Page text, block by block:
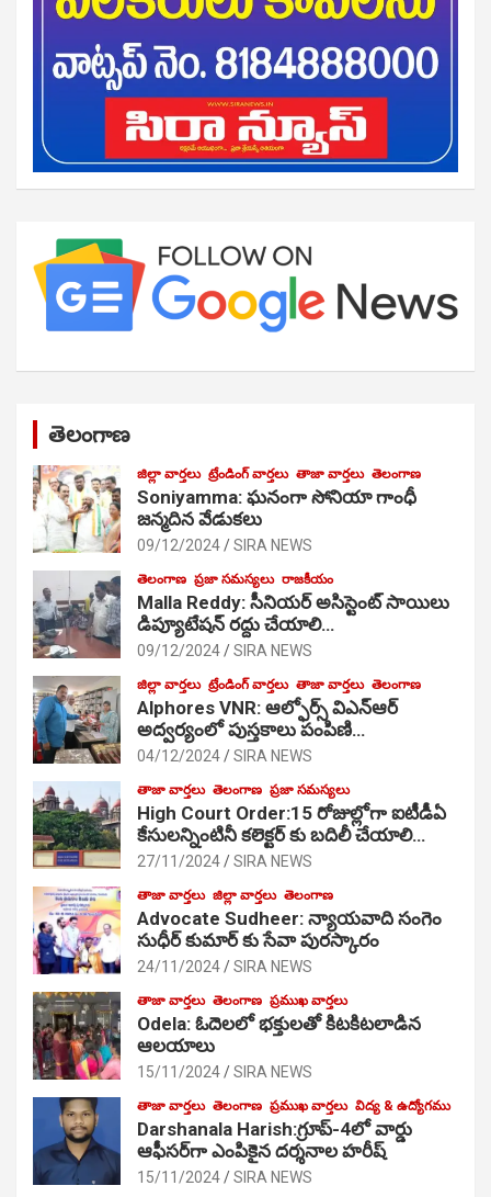
తెలంగాణ
జిల్లా వార్తలు ట్రేండింగ్ వార్తలు తాజా వార్తలు తెలంగాణ
Soniyamma: ఘ‌నంగా సోనియా గాంధీ
జ‌న్మ‌దిన వేడుక‌లు
09/12/2024 SIRA NEWS
తెలంగాణ ప్రజా సమస్యలు రాజకీయం
Malla Reddy: సీనియర్ అసిస్టెంట్ సాయిలు
డిప్యూటేషన్ రద్దు చేయాలి…
09/12/2024 SIRA NEWS
జిల్లా వార్తలు ట్రేండింగ్ వార్తలు తాజా వార్తలు తెలంగాణ
Alphores VNR: ఆల్ఫోర్స్ విఎన్ఆర్
అద్వర్యంలో పుస్తకాలు పంపిణి…
04/12/2024 SIRA NEWS
తాజా వార్తలు తెలంగాణ ప్రజా సమస్యలు
High Court Order:15 రోజుల్లోగా ఐటీడీఏ
కేసులన్నింటినీ కలెక్టర్ కు బదిలీ చేయాలి…
27/11/2024 SIRA NEWS
తాజా వార్తలు జిల్లా వార్తలు తెలంగాణ
Advocate Sudheer: న్యాయవాది సంగెం
సుధీర్ కుమార్ కు సేవా పురస్కారం
24/11/2024 SIRA NEWS
తాజా వార్తలు తెలంగాణ ప్రముఖ వార్తలు
Odela: ఓదెల‌లో భక్తులతో కిటకిటలాడిన
ఆల‌యాలు
15/11/2024 SIRA NEWS
తాజా వార్తలు తెలంగాణ ప్రముఖ వార్తలు విద్య & ఉద్యోగము
Darshanala Harish:గ్రూప్-4లో వార్డు
ఆఫీసర్‌గా ఎంపికైన దర్శనాల హరీష్
15/11/2024 SIRA NEWS